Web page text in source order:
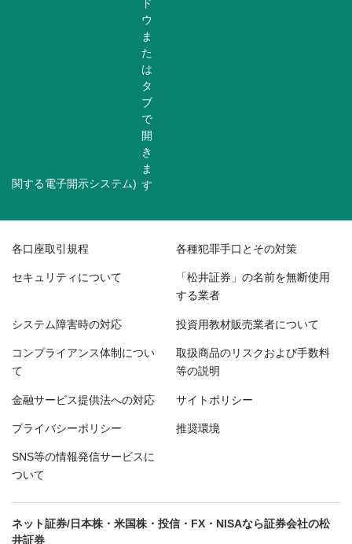
関する電子開示システム)
各口座取引規程 各種犯罪手口とその対策
セキュリティについて 「松井証券」の名前を無断使用
する業者
システム障害時の対応 投資用教材販売業者について
コンプライアンス体制につい
て
取扱商品のリスクおよび手数料
等の説明
金融サービス提供法への対応 サイトポリシー
プライバシーポリシー 推奨環境
SNS等の情報発信サービスに
ついて
ネット証券/日本株・米国株・投信・FX・NISAなら証券会社の松
井証券